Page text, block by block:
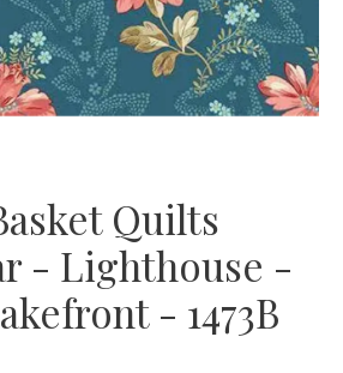
Quilts
- Lighthouse -
- 1473B